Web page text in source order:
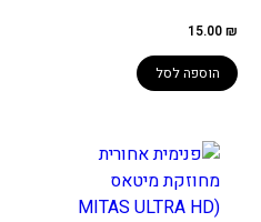
15.00₪
הוספה לסל